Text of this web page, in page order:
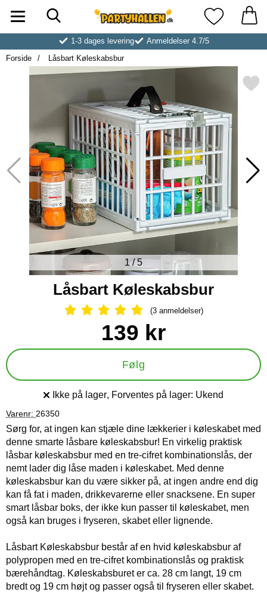
Startside for Partyhallen AB Mine
1-3 dages levering
Anmeldelser 4.7/5
Forside
Låsbart Køleskabsbur
Markér låsbart
1/5
Låsbart Køleskabsbur
Anmeldelser: 5 Stjerne, Spring til
(3 anmeldelser)
Køb dette produkt Låsbart Køleskabsbur
pris
139 kr
Følg
Produkttilgængelighed:
Ikke på lager, Forventes på lager: Ukend
Varenr: 26350
Sørg for, at ingen kan stjæle dine lækkerier i køleskabet med
denne smarte låsbare køleskabsbur! En virkelig praktisk
låsbar køleskabsbur med en tre-cifret kombinationslås, der
nemt lader dig låse maden i køleskabet. Med denne
køleskabsbur kan du være sikker på, at ingen andre end dig
kan få fat i maden, drikkevarerne eller snacksene. En super
smart låsbar boks, der ikke kun passer til køleskabet, men
også kan bruges i fryseren, skabet eller lignende.
Låsbart Køleskabsbur består af en hvid køleskabsbur af
polypropen med en tre-cifret kombinationslås og praktisk
bærehåndtag. Køleskabsburet er ca. 28 cm langt, 19 cm
bredt og 19 cm højt og passer også til fryseren eller skabet.